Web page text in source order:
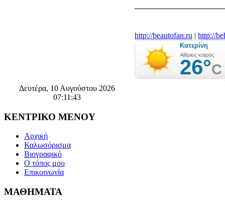
http://beautofan.ru | http://
Δευτέρα, 10 Αυγούστου 2026
07:11:43
ΚΕΝΤΡΙΚΟ ΜΕΝΟΥ
Αρχική
Καλωσόρισμα
Βιογραφικό
Ο τόπος μου
Επικοινωνία
ΜΑΘΗΜΑΤΑ